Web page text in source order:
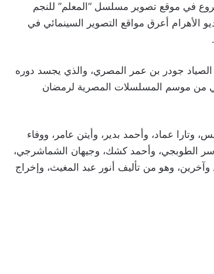
مروع في موقع تصوير مسلسل “المعلم” للنجم
أعرق مواقع التصوير السينمائي في
الصياد جودر بن عمر المصري، والذي يجسد دوره
من موسم المسلسلات المصرية لرمضان
وتارا عماد، وأحمد بدير، وأيتن عامر، ووفاء
الطوبجي، وأحمد كشك، وجيهان الشماشرجي،
وهو من تأليف أنور عبد المغيث، وإخراج